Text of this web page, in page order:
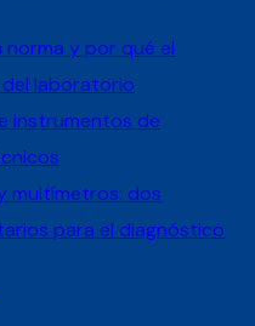
norma y por qué el
laboratorio
instrumentos de
multímetros: dos
para el diagnóstico